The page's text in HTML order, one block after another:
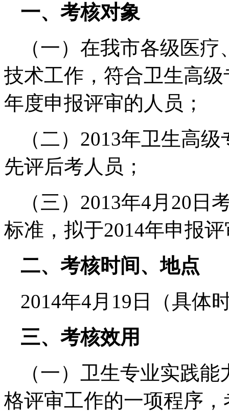
一、考核对象
（一）在我市各级医
技术工作，符合卫生高
年度申报评审的人员；
（二）2013年卫生高
先评后考人员；
（三）2013年4月20日
标准，拟于2014年申报
二、考核时间、地点
2014年4月19日（具体
三、考核效用
（一）卫生专业实践
格评审工作的一项程序